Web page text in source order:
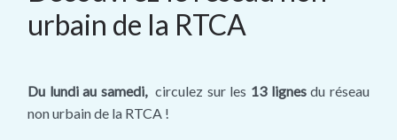
urbain de la RTCA
Du lundi au samedi,circulez sur les 13 lignesdu réseau
non urbain de la RTCA !